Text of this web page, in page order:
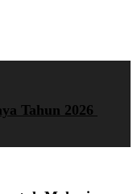
Tahun 2026